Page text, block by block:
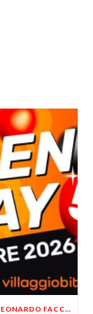
VILLAGGIO BITCOIN, “OPEN DAY 5”: LEONARDO FACCO OSPITE A BRESCIA